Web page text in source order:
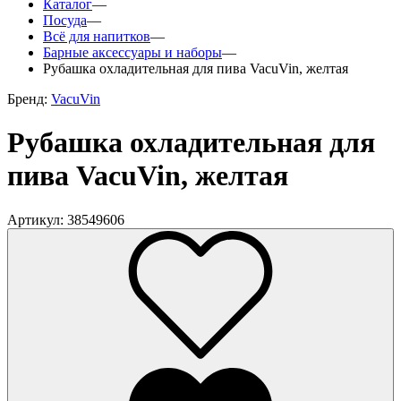
Каталог—
Посуда—
Всё для напитков—
Барные аксессуары и наборы—
Рубашка охладительная для пива VacuVin, желтая
Бренд: VacuVin
Рубашка охладительная для
пива VacuVin, желтая
Артикул: 38549606